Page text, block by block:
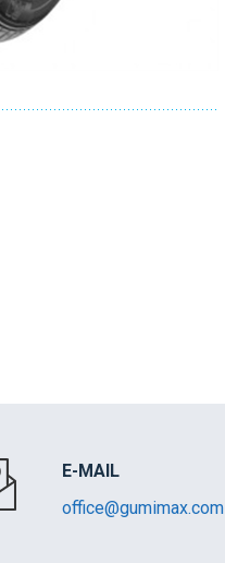
E-MAIL
office@gumimax.com